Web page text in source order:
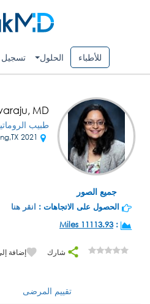
للأطباء الحلول تسجيل
جميع الصور
MD
طبيب
الحصول على الاتجاهات : انقر هنا
:
11113.93 Miles
شارك إضافة
تقييم المرضى